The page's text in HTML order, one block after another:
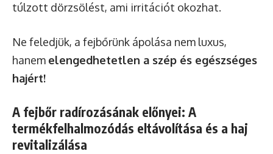
túlzott dörzsölést, ami irritációt okozhat.
Ne feledjük, a fejbőrünk ápolása nem luxus,
hanem elengedhetetlen a szép és egészséges
hajért!
A fejbőr radírozásának előnyei: A
termékfelhalmozódás eltávolítása és a haj
revitalizálása